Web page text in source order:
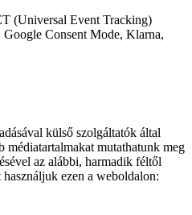
(Universal Event Tracking)
Consent Mode, Klarna,
külső szolgáltatók által
médiatartalmakat mutathatunk meg
az alábbi, harmadik féltől
használjuk ezen a weboldalon: